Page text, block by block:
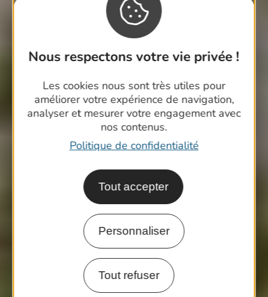
Nous respectons votre vie privée !
Les cookies nous sont très utiles pour
améliorer votre expérience de navigation,
analyser et mesurer votre engagement avec
nos contenus.
Politique de confidentialité
Tout accepter
Personnaliser
Tout refuser